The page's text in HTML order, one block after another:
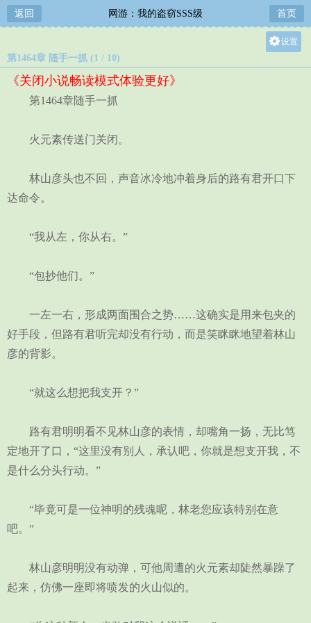
返回 网游：我的盗窃SSS级 首页
设置
第1464章 随手一抓 (1 / 10)
《关闭小说畅读模式体验更好》
第1464章随手一抓
火元素传送门关闭。
林山彦头也不回，声音冰冷地冲着身后的路有君开口下
达命令。
“我从左，你从右。”
“包抄他们。”
一左一右，形成两面围合之势……这确实是用来包夹的
好手段，但路有君听完却没有行动，而是笑眯眯地望着林山
彦的背影。
“就这么想把我支开？”
路有君明明看不见林山彦的表情，却嘴角一扬，无比笃
定地开了口，“这里没有别人，承认吧，你就是想支开我，不
是什么分头行动。”
“毕竟可是一位神明的残魂呢，林老您应该特别在意
吧。”
林山彦明明没有动弹，可他周遭的火元素却陡然暴躁了
起来，仿佛一座即将喷发的火山似的。